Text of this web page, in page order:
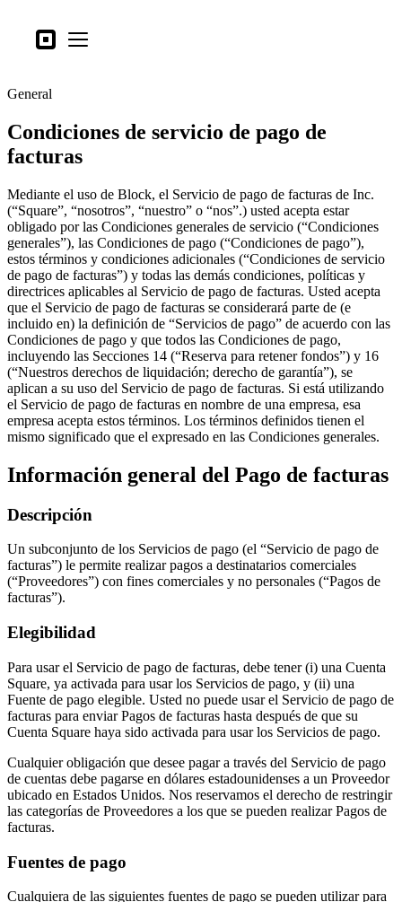
SquareOpen menu
Tipos de negocio
Hardware
Precios
Lo último
Iniciar sesión
Atención al Cliente
Search
Proceso de pago
Tipos de negocio
Alimentos y bebidas
Tienda
Belleza
Productos
Hardware
Pagos
Banca
Desarrollador
Todos los productos
Lo último
Novedades
General
Condiciones de servicio de pago de
facturas
Mediante el uso de Block, el Servicio de pago de facturas de Inc.
(“Square”, “nosotros”, “nuestro” o “nos”.) usted acepta estar
obligado por las Condiciones generales de servicio (“Condiciones
generales”), las Condiciones de pago (“Condiciones de pago”),
estos términos y condiciones adicionales (“Condiciones de servicio
de pago de facturas”) y todas las demás condiciones, políticas y
directrices aplicables al Servicio de pago de facturas. Usted acepta
que el Servicio de pago de facturas se considerará parte de (e
incluido en) la definición de “Servicios de pago” de acuerdo con las
Condiciones de pago y que todos las Condiciones de pago,
incluyendo las Secciones 14 (“Reserva para retener fondos”) y 16
(“Nuestros derechos de liquidación; derecho de garantía”), se
aplican a su uso del Servicio de pago de facturas. Si está utilizando
el Servicio de pago de facturas en nombre de una empresa, esa
empresa acepta estos términos. Los términos definidos tienen el
mismo significado que el expresado en las Condiciones generales.
Información general del Pago de facturas
Descripción
Un subconjunto de los Servicios de pago (el “Servicio de pago de
facturas”) le permite realizar pagos a destinatarios comerciales
(“Proveedores”) con fines comerciales y no personales (“Pagos de
facturas”).
Elegibilidad
Para usar el Servicio de pago de facturas, debe tener (i) una Cuenta
Square, ya activada para usar los Servicios de pago, y (ii) una
Fuente de pago elegible. Usted no puede usar el Servicio de pago de
facturas para enviar Pagos de facturas hasta después de que su
Cuenta Square haya sido activada para usar los Servicios de pago.
Cualquier obligación que desee pagar a través del Servicio de pago
de cuentas debe pagarse en dólares estadounidenses a un Proveedor
ubicado en Estados Unidos. Nos reservamos el derecho de restringir
las categorías de Proveedores a los que se pueden realizar Pagos de
facturas.
Fuentes de pago
Cualquiera de las siguientes fuentes de pago se pueden utilizar para